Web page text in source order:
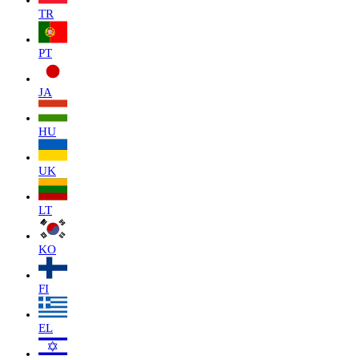
TR
PT
JA
HU
UK
LT
KO
FI
EL